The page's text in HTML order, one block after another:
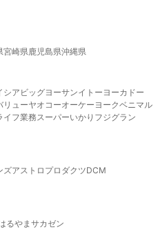
宮崎県鹿児島県沖縄県
シア ビッグヨーサンイトーヨーカドー
リューヤオコーオーケー ヨークベニマル
イフ業務スーパーいかり フジグラン
ズアストロプロダクツDCM
るやま サカゼン